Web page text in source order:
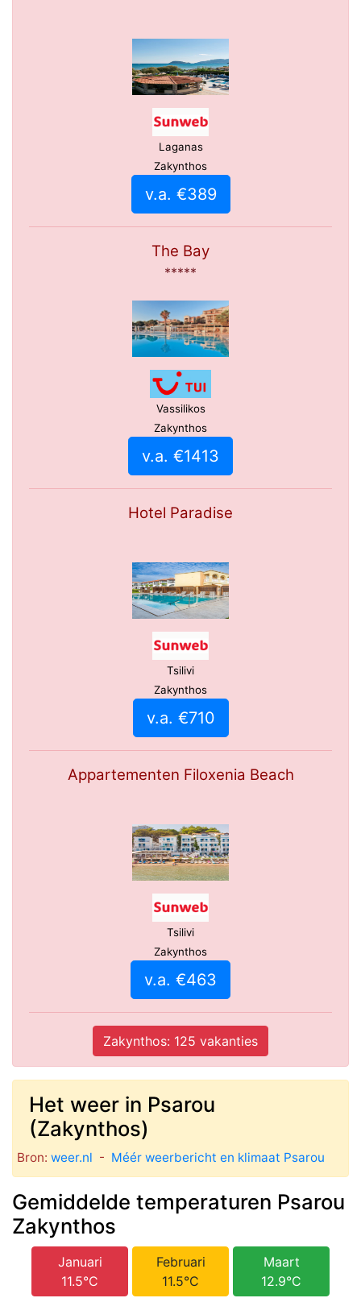
Laganas
Zakynthos
v.a. €389
The Bay
*****
Vassilikos
Zakynthos
v.a. €1413
Hotel Paradise
Tsilivi
Zakynthos
v.a. €710
Appartementen Filoxenia Beach
Tsilivi
Zakynthos
v.a. €463
Zakynthos: 125 vakanties
Het weer in Psarou
(Zakynthos)
Bron: weer.nl - Méér weerbericht en klimaat Psarou
Gemiddelde temperaturen Psarou
Zakynthos
Januari
11.5°C
Februari
11.5°C
Maart
12.9°C